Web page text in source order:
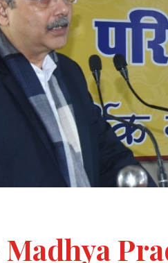
Madhya